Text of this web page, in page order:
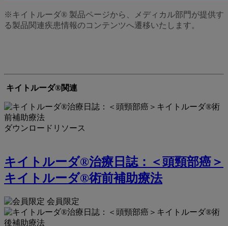
※キイトルーダ® 製品ページから、メディカル部門が提供す
る製品関連疾患情報のコンテンツへ遷移いたします。
キイトルーダ®関連
ダウンロードリソース
キイトルーダ®治療日誌：＜頭頸部癌＞
キイトルーダ®術前補助療法
会員限定